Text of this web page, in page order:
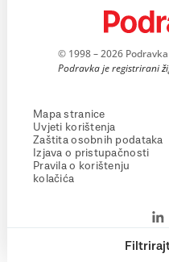
© 1998 – 2026
Podravka je registrirani
Mapa stranice
Uvjeti korištenja
Zaštita osobnih podataka
Izjava o pristupačnosti
Pravila o korištenju
kolačića